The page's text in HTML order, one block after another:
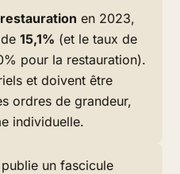
restauration en 2023,
de15,1% (et le taux de
pour la restauration).
et doivent être
ordres de grandeur,
individuelle.
un fascicule